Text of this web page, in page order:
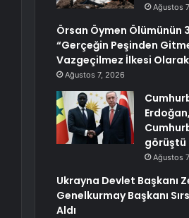
Ağustos
Örsan Öymen Ölümünün
“Gerçeğin Peşinden
Vazgeçilmez İlkesi
Ağustos 7, 2026
görüştü
Ağustos
Ukrayna Devlet Başkanı
Genelkurmay Başkanı
Aldı